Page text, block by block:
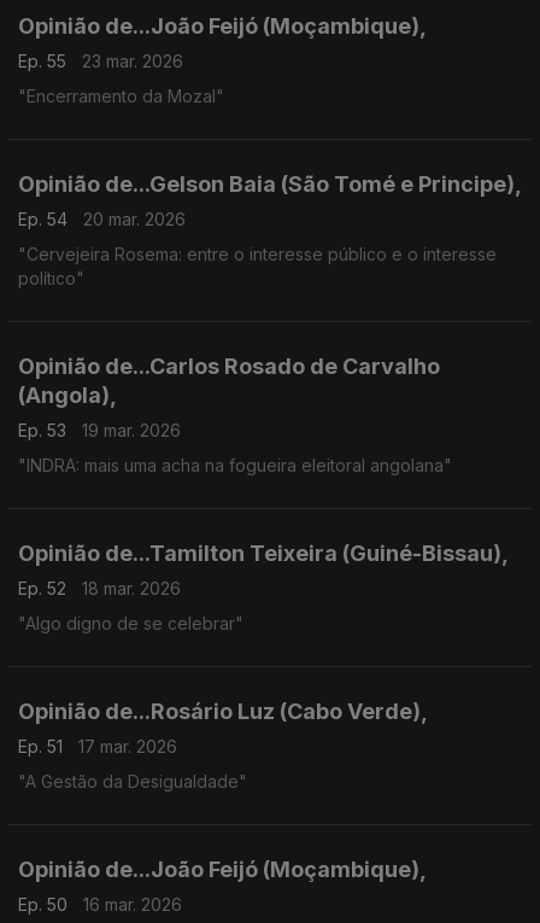
Opinião de...João Feijó (Moçambique),
Ep. 55
23 mar. 2026
"Encerramento da Mozal"
Opinião de...Gelson Baia (São Tomé e Principe),
Ep. 54
20 mar. 2026
"Cervejeira Rosema: entre o interesse público e o interesse
político"
Opinião de...Carlos Rosado de Carvalho
(Angola),
Ep. 53
19 mar. 2026
"INDRA: mais uma acha na fogueira eleitoral angolana"
Opinião de...Tamilton Teixeira (Guiné-Bissau),
Ep. 52
18 mar. 2026
"Algo digno de se celebrar"
Opinião de...Rosário Luz (Cabo Verde),
Ep. 51
17 mar. 2026
"A Gestão da Desigualdade"
Opinião de...João Feijó (Moçambique),
Ep. 50 16 mar. 2026